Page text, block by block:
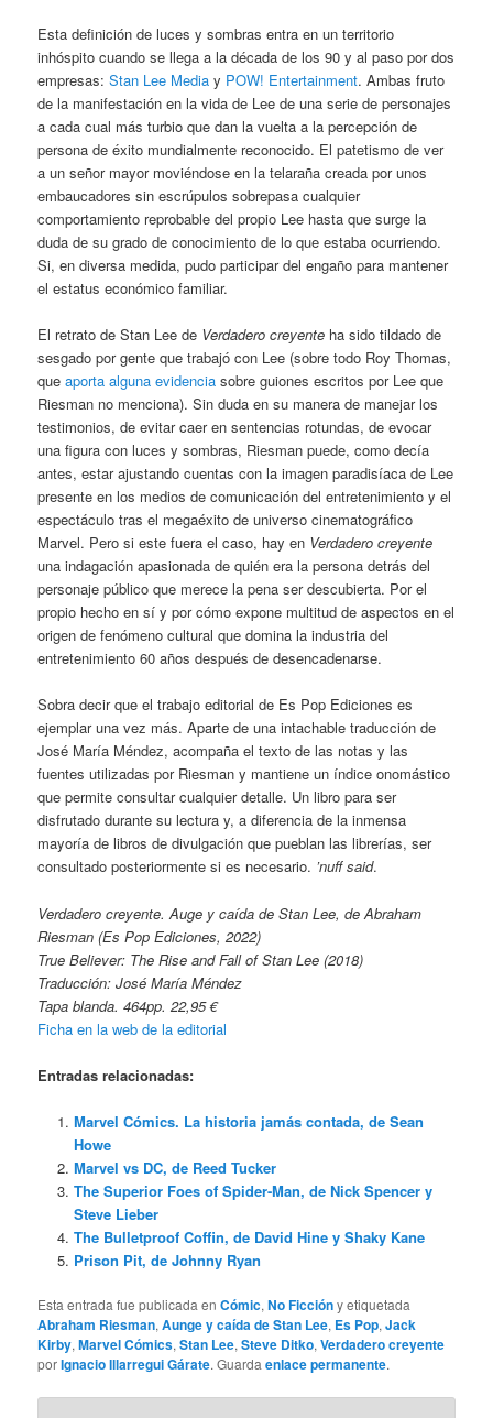
Esta definición de luces y sombras entra en un territorio
inhóspito cuando se llega a la década de los 90 y al paso por dos
empresas:Stan Lee Media y POW! Entertainment. Ambas fruto
de la manifestación en la vida de Lee de una serie de personajes
a cada cual más turbio que dan la vuelta a la percepción de
persona de éxito mundialmente reconocido. El patetismo de ver
a un señor mayor moviéndose en la telaraña creada por unos
embaucadores sin escrúpulos sobrepasa cualquier
comportamiento reprobable del propio Lee hasta que surge la
duda de su grado de conocimiento de lo que estaba ocurriendo.
Si, en diversa medida, pudo participar del engaño para mantener
el estatus económico familiar.
El retrato de Stan Lee de Verdadero creyente ha sido tildado de
sesgado por gente que trabajó con Lee (sobre todo Roy Thomas,
queaporta alguna evidencia sobre guiones escritos por Lee que
Riesman no menciona). Sin duda en su manera de manejar los
testimonios, de evitar caer en sentencias rotundas, de evocar
una figura con luces y sombras, Riesman puede, como decía
antes, estar ajustando cuentas con la imagen paradisíaca de Lee
presente en los medios de comunicación del entretenimiento y el
espectáculo tras el megaéxito de universo cinematográfico
Marvel. Pero si este fuera el caso, hay en Verdadero creyente
una indagación apasionada de quién era la persona detrás del
personaje público que merece la pena ser descubierta. Por el
propio hecho en sí y por cómo expone multitud de aspectos en el
origen de fenómeno cultural que domina la industria del
entretenimiento 60 años después de desencadenarse.
Sobra decir que el trabajo editorial de Es Pop Ediciones es
ejemplar una vez más. Aparte de una intachable traducción de
José María Méndez, acompaña el texto de las notas y las
fuentes utilizadas por Riesman y mantiene un índice onomástico
que permite consultar cualquier detalle. Un libro para ser
disfrutado durante su lectura y, a diferencia de la inmensa
mayoría de libros de divulgación que pueblan las librerías, ser
consultado posteriormente si es necesario. ’nuff said.
Verdadero creyente. Auge y caída de Stan Lee, de Abraham
Riesman (Es Pop Ediciones, 2022)
True Believer: The Rise and Fall of Stan Lee (2018)
Traducción: José María Méndez
Tapa blanda. 464pp. 22,95 €
Ficha en la web de la editorial
Entradas relacionadas:
Marvel Cómics. La historia jamás contada, de Sean
Howe
Marvel vs DC, de Reed Tucker
The Superior Foes of Spider-Man, de Nick Spencer y
Steve Lieber
The Bulletproof Coffin, de David Hine y Shaky Kane
Prison Pit, de Johnny Ryan
Esta entrada fue publicada enCómic,No Ficcióny etiquetada
Abraham Riesman,Aunge y caída de Stan Lee, Es Pop,Jack
Kirby,Marvel Cómics,Stan Lee,Steve Ditko,Verdadero creyente
porIgnacio Illarregui Gárate. Guardaenlace permanente.